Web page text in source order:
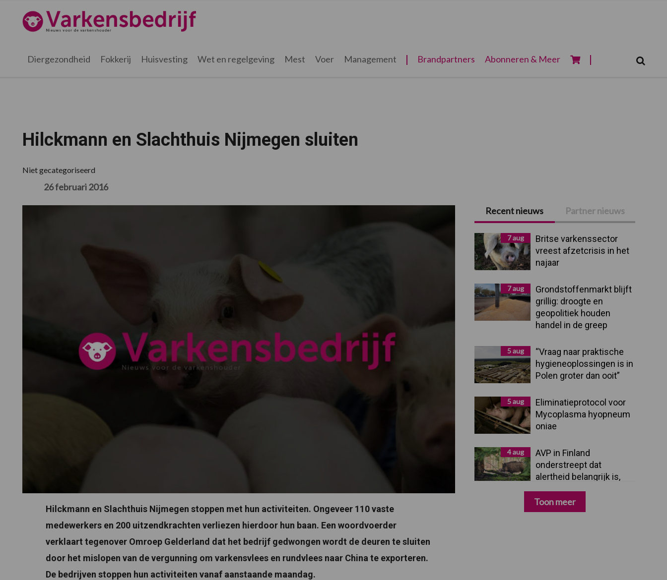
hoofdnavigatie
hoofd
eerste
voettekst
Varkensbedrijf.nl
Diergezondheid Fokkerij Huisvesting Wet en regelgeving Mest Voer Management Brandpartners Abonneren & Meer
Hilckmann en Slachthuis Nijmegen sluiten
Niet gecategoriseerd
26 februari 2016
Hilckmann en Slachthuis Nijmegen stoppen met hun activiteiten. Ongeveer 110 vaste
medewerkers en 200 uitzendkrachten verliezen hierdoor hun baan. Een woordvoerder
verklaart tegenover Omroep Gelderland dat het bedrijf gedwongen wordt de deuren te sluiten
door het mislopen van de vergunning om varkensvlees en rundvlees naar China te exporteren.
De bedrijven stoppen hun activiteiten vanaf aanstaande maandag.
Primaire
Sidebar
Recent nieuws Partner nieuws
7 aug
Britse varkenssector
vreest afzetcrisis in het
najaar
7 aug
Grondstoffenmarkt blijft
grillig: droogte en
geopolitiek houden
handel in de greep
5 aug
“Vraag naar praktische
hygieneoplossingen is in
Polen groter dan ooit”
5 aug
Eliminatieprotocol voor
Mycoplasma hyopneum
oniae
4 aug
AVP in Finland
onderstreept dat
alertheid belangrijk is,
Toon meer